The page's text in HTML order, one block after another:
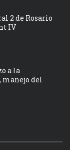
2 de Rosario
IV
a la
del